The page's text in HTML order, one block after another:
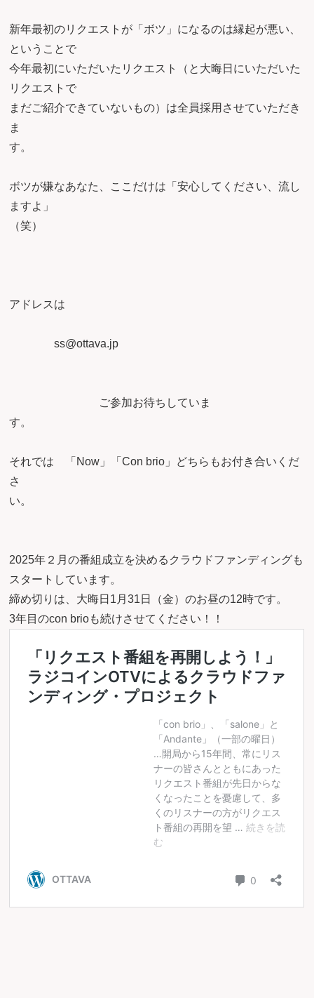
新年最初のリクエストが「ボツ」になるのは縁起が悪い、
ということで
今年最初にいただいたリクエスト（と大晦日にいただいた
リクエストで
まだご紹介できていないもの）は全員採用させていただき
ま
す
ボツが嫌なあなた、ここだけは「安心してください、流し
ますよ」
（笑
アドレスは
ss@ottava.jp
ご参加お待ちしていま
それでは 「Now」「Con brio」どちらもお付き合いくだ
さ
い
2025年２月の番組成立を決めるクラウドファンディングも
スタートしています。
締め切りは、大晦日1月31日（金）のお昼の12時です。
3年目のcon brioも続けさせてください！！